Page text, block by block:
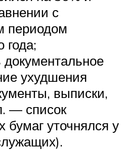
с
периодом
года;
документальное
ухудшения
выписки,
— список
бумаг уточнялся у